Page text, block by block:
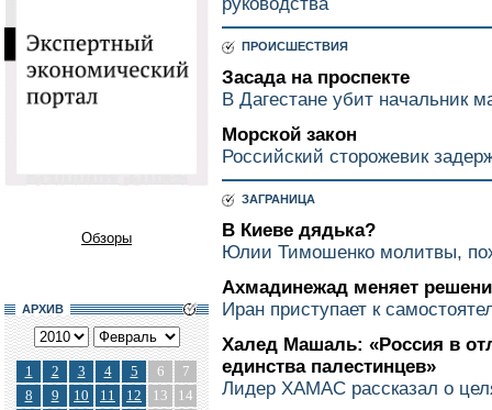
Обзоры
АРХИВ
1 2 3 4 5 6
7
8
9 10 11 12 13
14
ПРОИСШЕСТВИЯ
Засада на проспекте
В Дагестане убит начальник
Морской закон
Российский сторожевик
ЗАГРАНИЦА
В Киеве дядька?
Юлии Тимошенко молитвы,
Ахмадинежад меняет
Иран приступает к
Халед Машаль: «Россия в
единства палестинцев»
Лидер ХАМАС рассказал о